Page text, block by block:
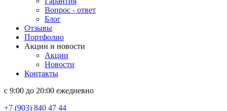
Вопрос - ответ
Блог
Отзывы
Портфолио
Акции и новости
Акции
Новости
Контакты
c 9:00 до 20:00 ежедневно
+7 (903) 840 47 44